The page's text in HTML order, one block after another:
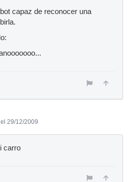
capaz de reconocer una
el 29/12/2009
carro